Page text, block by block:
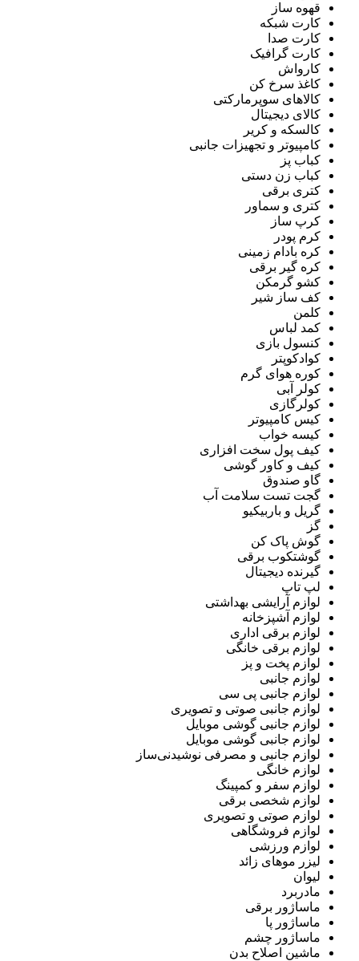
قهوه ساز
کارت شبکه
کارت صدا
کارت گرافیک
کارواش
کاغذ سرخ کن
کالاهای سوپرمارکتی
کالای دیجیتال
کالسکه و کریر
کامپیوتر و تجهیزات جانبی
کباب پز
کباب زن دستی
کتری برقی
کتری و سماور
کرپ ساز
کرم پودر
کره بادام زمینی
کره گیر برقی
کشو گرمکن
کف ساز شیر
کلمن
کمد لباس
کنسول بازی
کوادکوپتر
کوره هوای گرم
کولر آبی
کولرگازی
کیس کامپیوتر
کیسه خواب
کیف پول سخت افزاری
کیف و کاور گوشی
گاو صندوق
گجت تست سلامت آب
گریل و باربیکیو
گز
گوش پاک کن
گوشتکوب برقی
گیرنده دیجیتال
لپ تاپ
لوازم آرایشی بهداشتی
لوازم آشپزخانه
لوازم برقی اداری
لوازم برقی خانگی
لوازم پخت و پز
لوازم جانبی
لوازم جانبی پی سی
لوازم جانبی صوتی و تصویری
لوازم جانبی گوشی موبایل
لوازم جانبی گوشی موبایل
لوازم جانبی و مصرفی نوشیدنی‌ساز
لوازم خانگی
لوازم سفر و کمپینگ
لوازم شخصی برقی
لوازم صوتی و تصویری
لوازم فروشگاهی
لوازم ورزشی
لیزر موهای زائد
لیوان
مادربرد
ماساژور برقی
ماساژور پا
ماساژور چشم
ماشین اصلاح بدن